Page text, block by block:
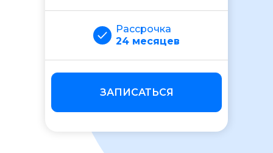
Рассрочка
24 месяцев
ЗАПИСАТЬСЯ